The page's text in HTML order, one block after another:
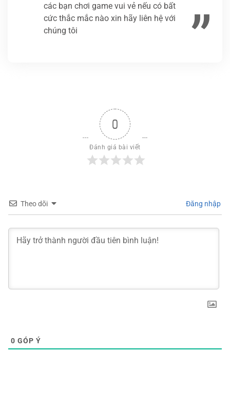
các bạn chơi game vui vẻ nếu có bất
cức thắc mắc nào xin hãy liên hệ với
chúng tôi
0
Đánh giá bài viết
Theo dõi Đăng nhập
0 GÓP Ý